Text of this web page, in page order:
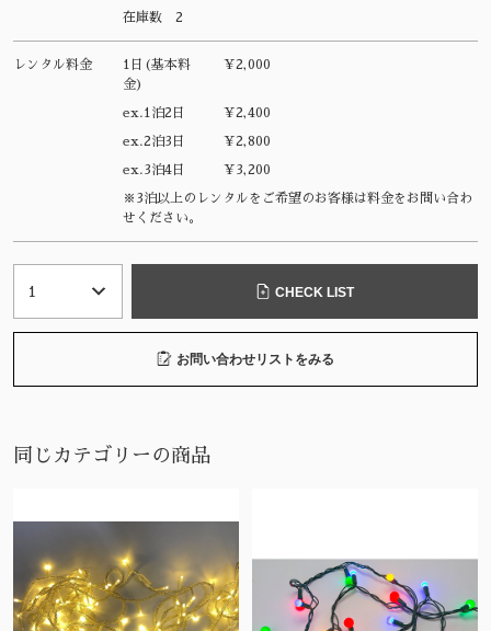
在庫数 2
レンタル料金
1日(基本料
金)
¥2,000
ex.1泊2日 ¥2,400
ex.2泊3日 ¥2,800
ex.3泊4日 ¥3,200
※3泊以上のレンタルをご希望のお客様は料金をお問い合わ
せください。
CHECK LIST
お問い合わせリストをみる
同じカテゴリーの商品